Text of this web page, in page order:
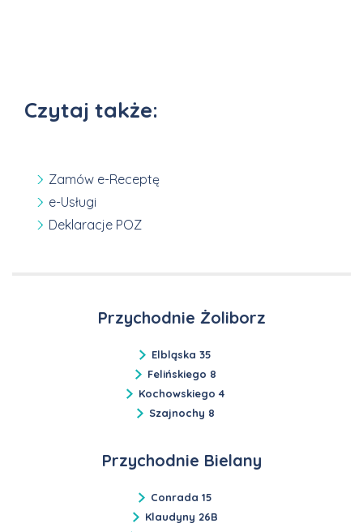
Czytaj także:
Zamów e-Receptę
e-Usługi
Deklaracje POZ
Przychodnie Żoliborz
Elbląska 35
Felińskiego 8
Kochowskiego 4
Szajnochy 8
Przychodnie Bielany
Conrada 15
Klaudyny 26B